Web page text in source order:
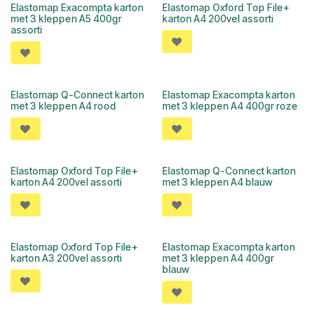
Elastomap Exacompta karton
met 3 kleppen A5 400gr
assorti
Elastomap Oxford Top File+
karton A4 200vel assorti
Elastomap Q-Connect karton
met 3 kleppen A4 rood
Elastomap Exacompta karton
met 3 kleppen A4 400gr roze
Elastomap Oxford Top File+
karton A4 200vel assorti
Elastomap Q-Connect karton
met 3 kleppen A4 blauw
Elastomap Oxford Top File+
karton A3 200vel assorti
Elastomap Exacompta karton
met 3 kleppen A4 400gr
blauw